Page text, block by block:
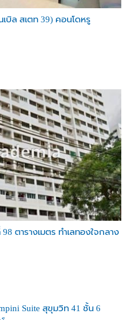
เบิล สเตท 39) คอนโดหรู
ตารางเมตร ทำเลทองใจกลาง